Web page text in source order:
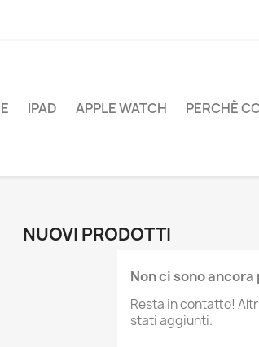
IPAD APPLE WATCH PERCHÈ
NUOVI PRODOTTI
Non ci sono
Resta in contatto!
stati aggiunti.